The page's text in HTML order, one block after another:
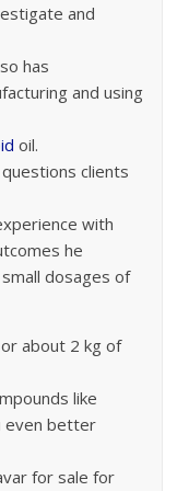
and
has
and using
oil.
clients
with
he
dosages of
about 2 kg of
like
even better
for sale for